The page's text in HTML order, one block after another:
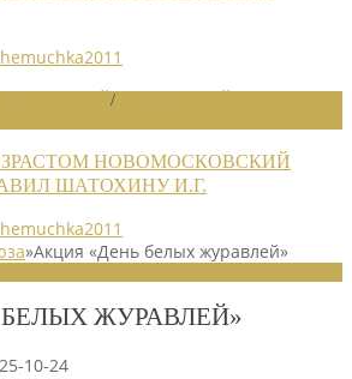
/
НОВОМОСКОВСКИЙ
ШАТОХИНУ И.Г.
»Акция «День белых журавлей»
ЖУРАВЛЕЙ»
10-24